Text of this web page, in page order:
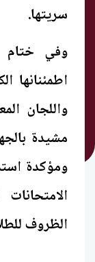
سريتها.
وفي ختام
اطمئنانها
واللجان
مشيدة
ومؤكدة
الظروف